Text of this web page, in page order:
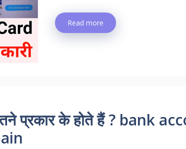
Read more
प्रकार के होते हैं ? bank